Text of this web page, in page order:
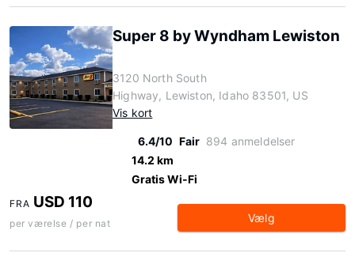
Super 8 by Wyndham Lewiston
3120 North South
Highway, Lewiston, Idaho 83501, US
Vis kort
6.4/10 Fair 894 anmeldelser
14.2 km
Gratis Wi-Fi
FRA USD 110
per værelse / per nat Vælg